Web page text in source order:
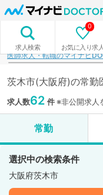
求人検索 お気に入り求人
0
医師求人・転職のマイナビ
茨木市(大阪府)の常勤
求人数62 件※非公開求人
常勤
選択中の検索条件
大阪府茨木市